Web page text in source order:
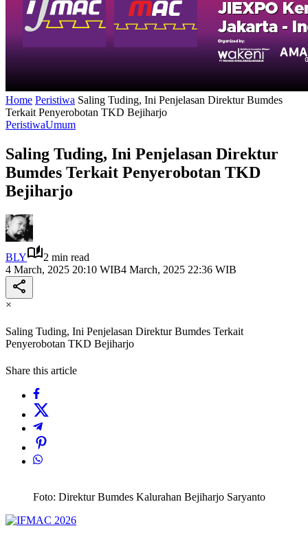
Home Peristiwa Saling Tuding, Ini Penjelasan Direktur Bumdes
Terkait Penyerobotan TKD Bejiharjo
PeristiwaUmum
Saling Tuding, Ini Penjelasan Direktur
Bumdes Terkait Penyerobotan TKD
Bejiharjo
BLY
2 min read
4 March, 2025 20:10 WIB4 March, 2025 22:36 WIB
×
Saling Tuding, Ini Penjelasan Direktur Bumdes Terkait
Penyerobotan TKD Bejiharjo
Share this article
Foto: Direktur Bumdes Kalurahan Bejiharjo Saryanto